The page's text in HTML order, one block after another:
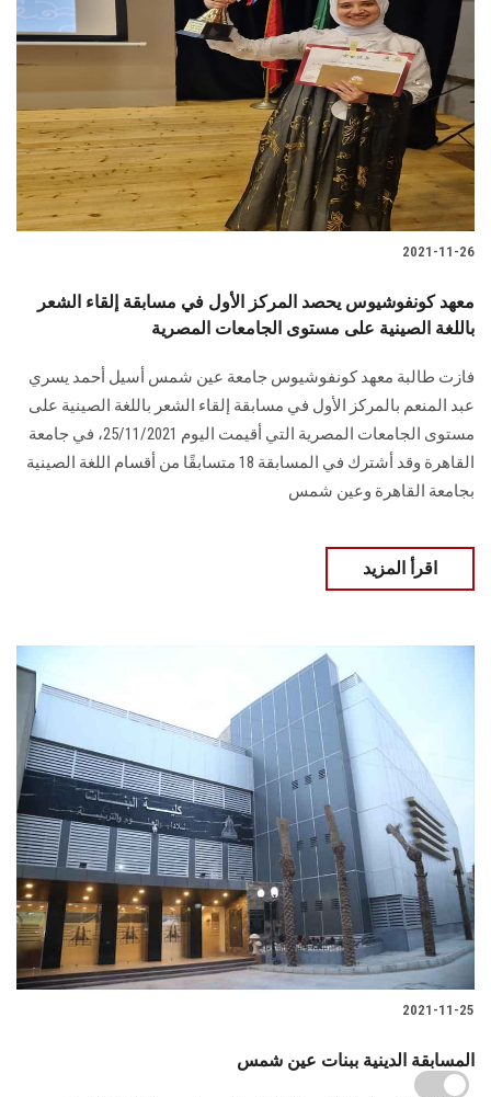
2021-11-26
معهد كونفوشيوس يحصد المركز الأول في مسابقة إلقاء الشعر
باللغة الصينية على مستوى الجامعات المصرية
فازت طالبة معهد كونفوشيوس جامعة عين شمس أسيل أحمد يسري
عبد المنعم بالمركز الأول في مسابقة إلقاء الشعر باللغة الصينية على
مستوى الجامعات المصرية التي أقيمت اليوم 25/11/2021، في جامعة
القاهرة وقد أشترك في المسابقة 18 متسابقًا من أقسام اللغة الصينية
بجامعة القاهرة وعين شمس
اقرأ المزيد
2021-11-25
المسابقة الدينية ببنات عين شمس